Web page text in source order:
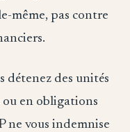
même, pas contre
des unités
ou en obligations
ne vous indemnise